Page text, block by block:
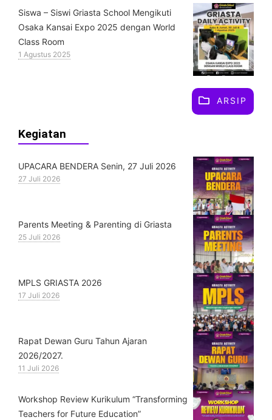
Siswa – Siswi Griasta School Mengikuti
Osaka Kansai Expo 2025 dengan World
Class Room
1 Agustus 2025
ARSIP
Kegiatan
UPACARA BENDERA Senin, 27 Juli 2026
27 Juli 2026
Parents Meeting & Parenting di Griasta
25 Juli 2026
MPLS GRIASTA 2026
17 Juli 2026
Rapat Dewan Guru Tahun Ajaran
2026/2027.
11 Juli 2026
Workshop Review Kurikulum “Transforming
Teachers for Future Education”